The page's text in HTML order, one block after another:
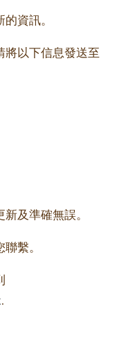
資訊。
將以下信息發送至
及準確無誤。
繫。
.